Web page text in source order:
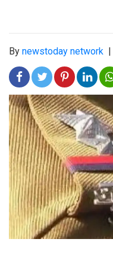
By newstoday network